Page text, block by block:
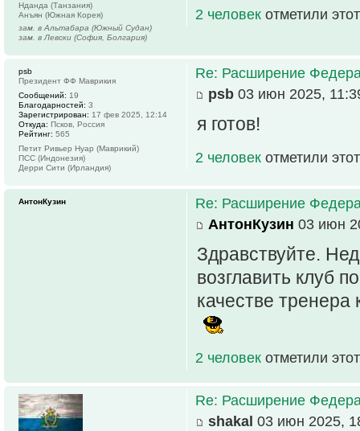
2 человек отметили
Нданда (Танзания)
Анъян (Южная Корея)
зам. в Альтабара (Южный Судан)
зам. в Левски (София, Болгария)
Re: Расширение
psb 03 июн 2025,
я готов!
2 человек отметили
psb
Президент ФФ Маврикия
Сообщений: 19
Благодарностей: 3
Зарегистрирован: 17 фев 2025, 12:14
Откуда: Псков, Россия
Рейтинг: 565
Петит Ривьер Нуар (Маврикий)
ПСС (Индонезия)
Дерри Сити (Ирландия)
Re: Расширение
АнтонКузин 03 июн
Здравствуйте.
возглавить клуб
качестве
2 человек отметили
АнтонКузин
Re: Расширение
shakal 03 июн 2025,